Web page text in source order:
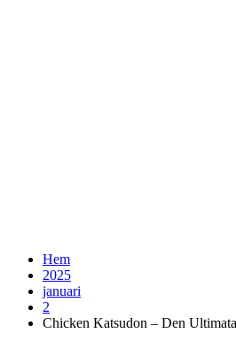
Hem
2025
januari
2
Chicken Katsudon – Den